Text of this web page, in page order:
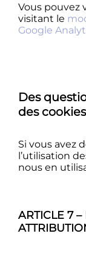
Vous pouvez
visitant le
Google
Des
des
Si vous avez
l’utilisation
nous en
ARTICLE 7